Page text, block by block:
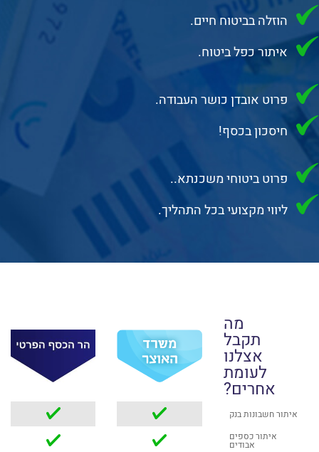
הוזלה בביטוח חיים.
איתור כפל ביטוח.
פרוט אובדן כושר העבודה.
חיסכון בכסף!
פרוט ביטוחי משכנתא.
.
ליווי מקצועי בכל התהליך.
מה
תקבל
אצלנו
לעומת
אחרים?
איתור חשבונות בנק
איתור כספים
אבודים